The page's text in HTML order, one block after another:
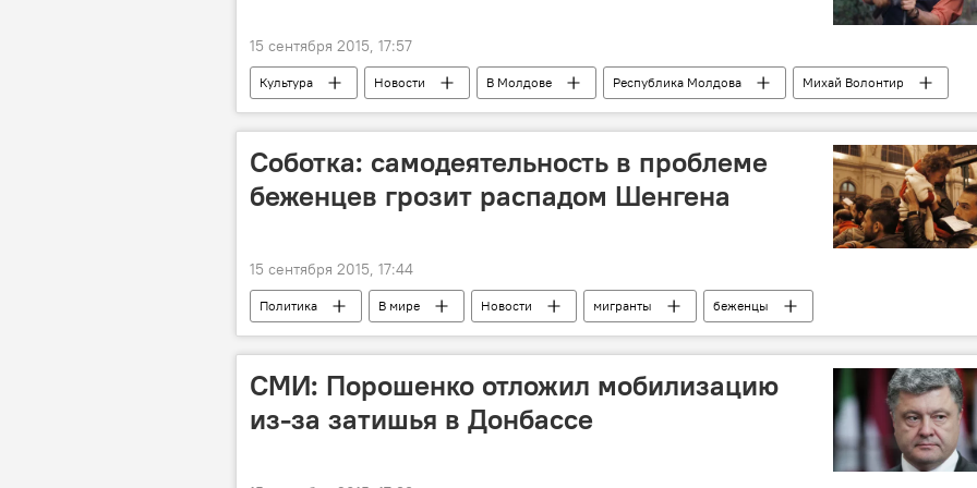
15 сентября 2015, 17:57
Культура Новости В Молдове Республика Молдова
Михай Волонтир
Молдова прощается с Михаем Волонтиром
Соботка: самодеятельность в проблеме
беженцев грозит распадом Шенгена
15 сентября 2015, 17:44
Политика В мире Новости мигранты
беженцы
миграционный кризис
СМИ: Порошенко отложил мобилизацию
из-за затишья в Донбассе